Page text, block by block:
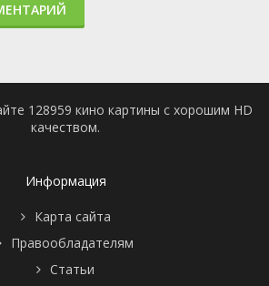
128959 кино картины с хорошим HD
качеством.
Информация
Карта сайта
Правообладателям
Статьи